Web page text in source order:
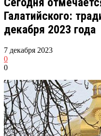
Галатийского:
декабря 2023 года
7 декабря 2023
0
0